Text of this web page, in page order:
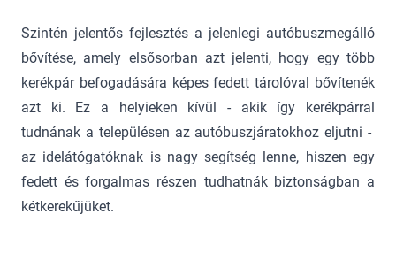
Szintén jelentős fejlesztés a jelenlegi autóbuszmegálló
bővítése, amely elsősorban azt jelenti, hogy egy több
kerékpár befogadására képes fedett tárolóval bővítenék
azt ki. Ez a helyieken kívül - akik így kerékpárral
tudnának a településen az autóbuszjáratokhoz eljutni -
az idelátógatóknak is nagy segítség lenne, hiszen egy
fedett és forgalmas részen tudhatnák biztonságban a
kétkerekűjüket.